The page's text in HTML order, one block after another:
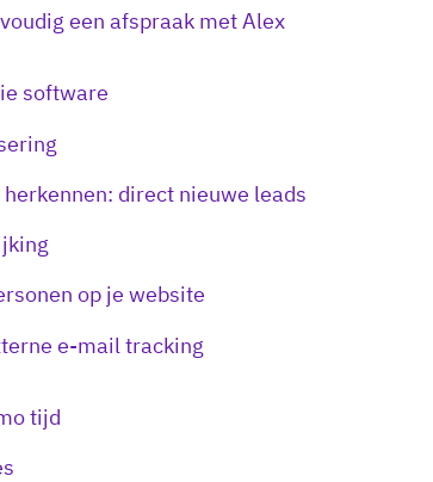
een afspraak met Alex
software
direct nieuwe leads
op je website
e-mail tracking
tijd